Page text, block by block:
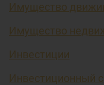
Имущество
Имущество
Инвестиции
Инвестиционный